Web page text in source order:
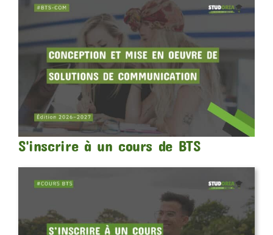
S'inscrire à un cours de BTS